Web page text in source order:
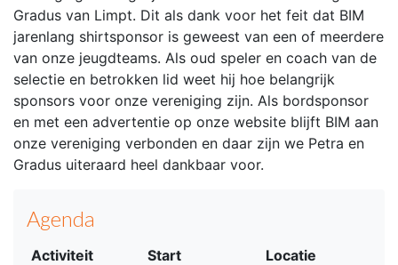
Gradus van Limpt. Dit als dank voor het feit dat BIM
jarenlang shirtsponsor is geweest van een of meerdere
van onze jeugdteams. Als oud speler en coach van de
selectie en betrokken lid weet hij hoe belangrijk
sponsors voor onze vereniging zijn. Als bordsponsor
en met een advertentie op onze website blijft BIM aan
onze vereniging verbonden en daar zijn we Petra en
Gradus uiteraard heel dankbaar voor.
Agenda
Activiteit Start
Locatie